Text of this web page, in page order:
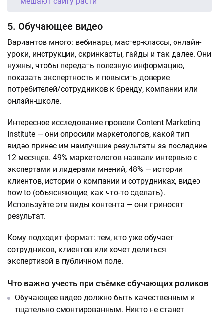
5. Обучающее видео
Вариантов много: вебинары, мастер-классы, онлайн-
уроки, инструкции, скринкасты, гайды и так далее. Они
нужны, чтобы передать полезную информацию,
показать экспертность и повысить доверие
потребителей/сотрудников к бренду, компании или
онлайн-школе.
Интересное исследование провели Content Marketing
Institute — они опросили маркетологов, какой тип
видео принес им наилучшие результаты за последние
12 месяцев. 49% маркетологов назвали интервью с
экспертами и лидерами мнений, 48% — истории
клиентов, истории о компании и сотрудниках, видео
how to (объясняющие, как что-то сделать).
Используйте эти виды контента — они приносят
результат.
Кому подходит формат: тем, кто уже обучает
сотрудников, клиентов или хочет делиться
экспертизой в публичном поле.
Что важно учесть при съёмке обучающих роликов
Обучающее видео должно быть качественным и
тщательно смонтированным. Никто не станет